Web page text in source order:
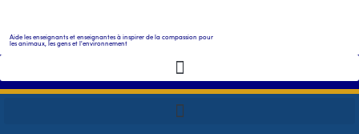
Aide les enseignants et enseignantes à inspirer de la compassion pour
les animaux, les gens et l'environnement